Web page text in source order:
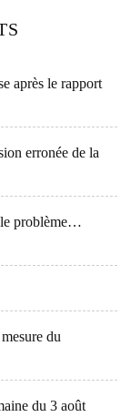
après le rapport
erronée de la
le problème…
du
du 3 août